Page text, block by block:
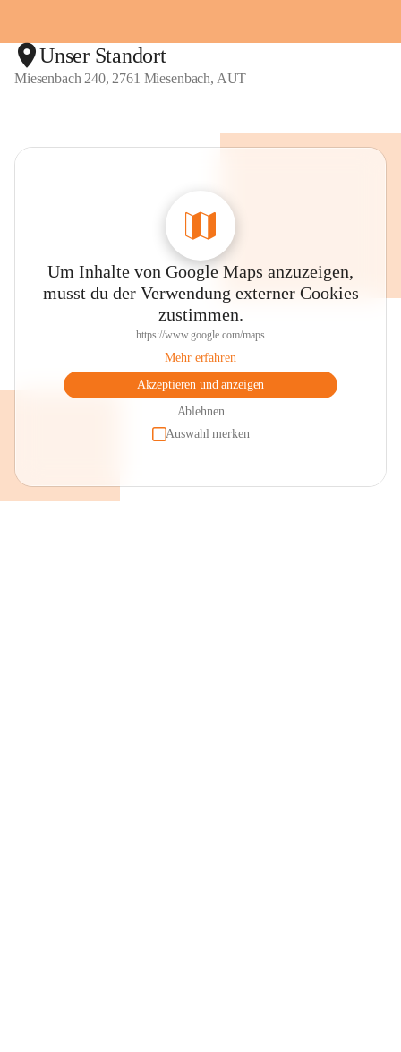
Unser Standort
Miesenbach 240, 2761 Miesenbach, AUT
Um Inhalte von Google Maps anzuzeigen,
musst du der Verwendung externer Cookies
zustimmen.
https://www.google.com/maps
Mehr erfahren
Akzeptieren und anzeigen
Ablehnen
Auswahl merken